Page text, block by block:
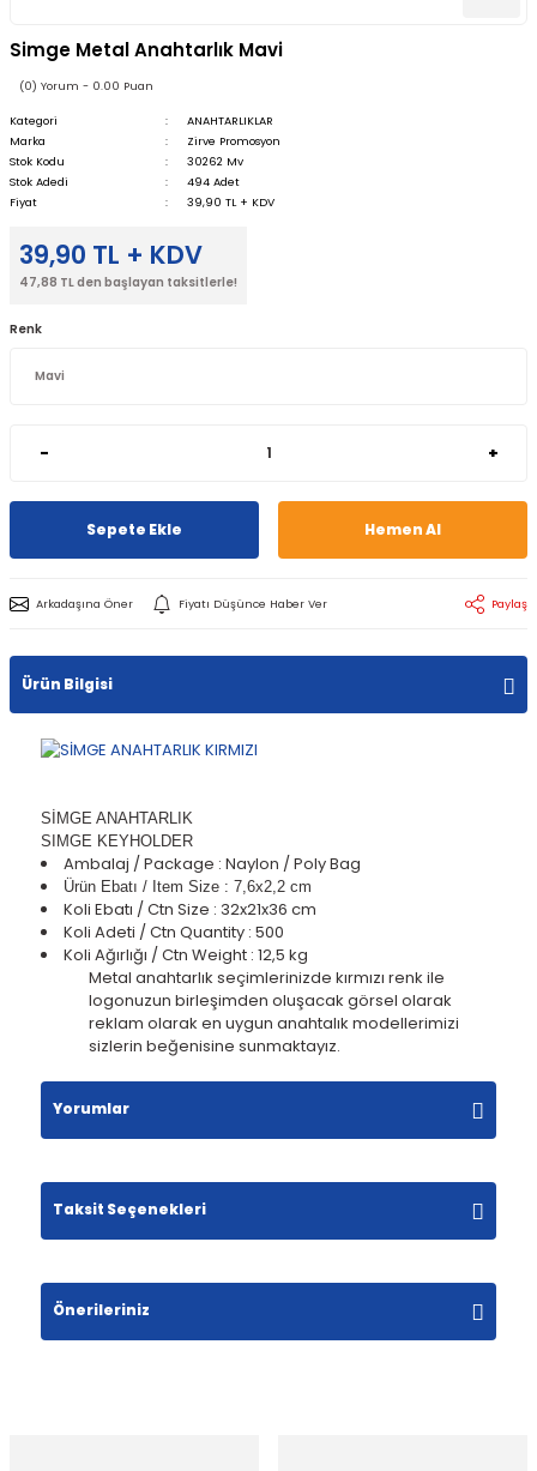
Simge Metal Anahtarlık Mavi
(0) Yorum - 0.00 Puan
Kategori
ANAHTARLIKLAR
Marka
Zirve Promosyon
Stok Kodu
30262 Mv
Stok Adedi
494 Adet
Fiyat
39,90 TL + KDV
39,90 TL + KDV
47,88 TL den başlayan taksitlerle!
Renk
- +
Sepete Ekle Hemen Al
Arkadaşına Öner Fiyatı Düşünce Haber Ver Paylaş
Ürün Bilgisi
SİMGE ANAHTARLIK
SIMGE KEYHOLDER
Ambalaj / Package : Naylon / Poly Bag
Ürün Ebatı / Item Size : 7,6x2,2 cm
Koli Ebatı / Ctn Size : 32x21x36 cm
Koli Adeti / Ctn Quantity : 500
Koli Ağırlığı / Ctn Weight : 12,5 kg
Metal anahtarlık seçimlerinizde kırmızı renk ile
logonuzun birleşimden oluşacak görsel olarak
reklam olarak en uygun anahtalık modellerimizi
sizlerin beğenisine sunmaktayız.
Yorumlar
Bu ürüne ilk yorumu siz yapın!
Yorum Yaz
Taksit Seçenekleri
Önerileriniz